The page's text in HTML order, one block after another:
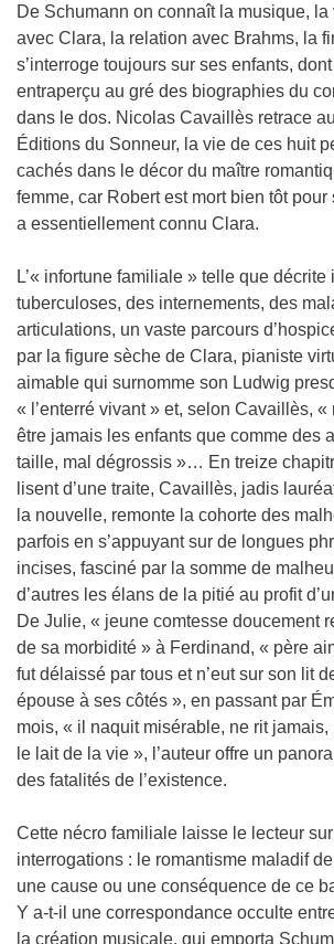
De Schumann on connaît la musique,
avec Clara, la relation avec Brahms, la
s’interroge toujours sur ses enfants,
entraperçu au gré des biographies du
dans le dos. Nicolas Cavaillès retrace
Éditions du Sonneur, la vie de ces huit
cachés dans le décor du maître
femme, car Robert est mort bien tôt
a essentiellement connu Clara.
L’« infortune familiale » telle que décrite
tuberculoses, des internements, des
articulations, un vaste parcours
par la figure sèche de Clara, pianiste
aimable qui surnomme son Ludwig
« l’enterré vivant » et, selon Cavaillès, «
être jamais les enfants que comme des
taille, mal dégrossis »… En treize
lisent d’une traite, Cavaillès, jadis
la nouvelle, remonte la cohorte des
parfois en s’appuyant sur de longues
incises, fasciné par la somme de
d’autres les élans de la pitié au profit
De Julie, « jeune comtesse doucement
de sa morbidité » à Ferdinand, « père
fut délaissé par tous et n’eut sur son lit
épouse à ses côtés », en passant par
mois, « il naquit misérable, ne rit
le lait de la vie », l’auteur offre un
des fatalités de l’existence.
Cette nécro familiale laisse le lecteur
interrogations : le romantisme maladif
une cause ou une conséquence de ce
Y a-t-il une correspondance occulte
la création musicale, qui emporta